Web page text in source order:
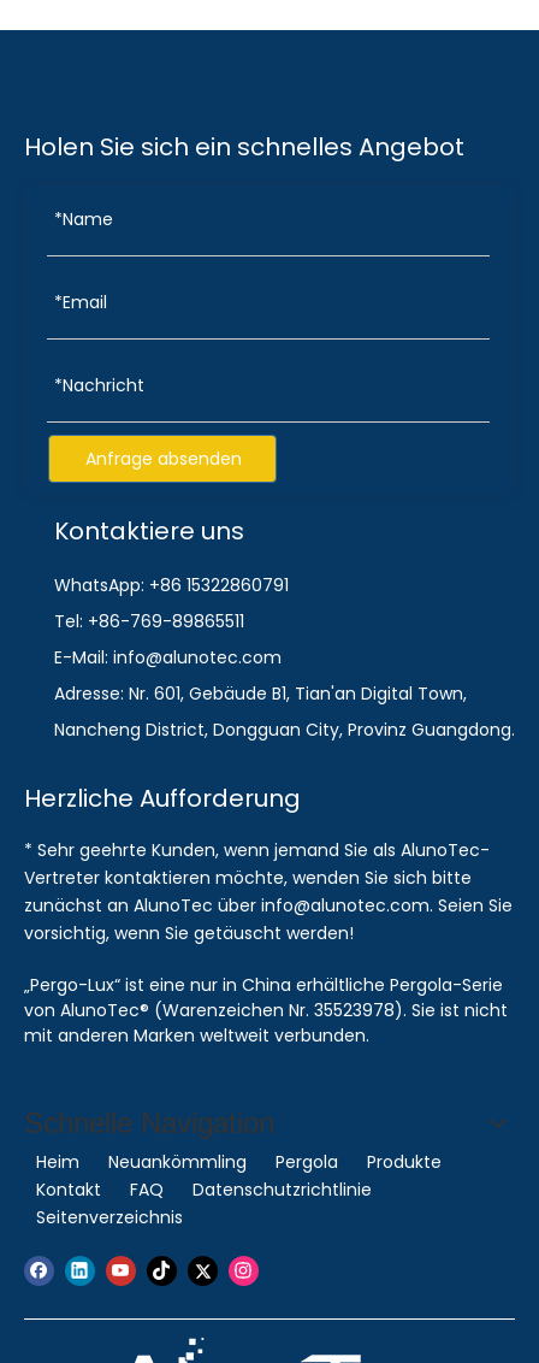
Holen Sie sich ein schnelles Angebot
Anfrage absenden
Kontaktiere uns
WhatsApp: +86 15322860791
Tel: +86-769-89865511
E-Mail: info@alunotec.com
Adresse: Nr. 601, Gebäude B1, Tian'an Digital Town,
Nancheng District, Dongguan City, Provinz Guangdong.
Herzliche Aufforderung
* Sehr geehrte Kunden, wenn jemand Sie als AlunoTec-
Vertreter kontaktieren möchte, wenden Sie sich bitte
zunächst an AlunoTec über info@alunotec.com. Seien Sie
vorsichtig, wenn Sie getäuscht werden!
„Pergo-Lux“ ist eine nur in China erhältliche Pergola-Serie
von AlunoTec® (Warenzeichen Nr. 35523978). Sie ist nicht
mit anderen Marken weltweit verbunden.
Schnelle Navigation
Heim Neuankömmling Pergola
Produkte
Kontakt
FAQ
Datenschutzrichtlinie
Seitenverzeichnis